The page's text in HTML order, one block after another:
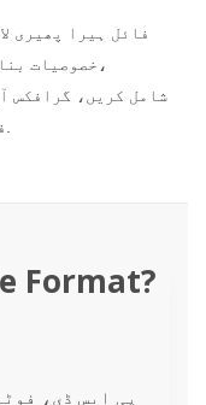
خصوصیات
Format?
پی ایس ڈی،